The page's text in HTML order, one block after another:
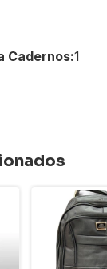
Cadernos:1